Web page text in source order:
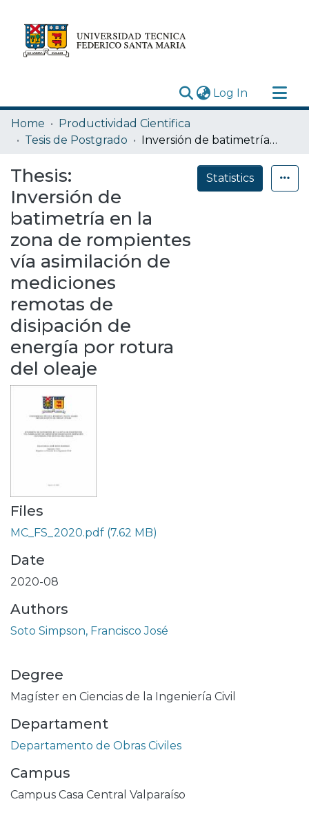
Log In (current)
Research Outputs
Statistics
Depósito
Home
Productividad Cientifica
Tesis de Postgrado
Inversión de batimetría en la zona de rompientes vía asimilación de mediciones remotas de disipación de energía por rotura del oleaje
Thesis:
Inversión de
batimetría en la
zona de rompientes
vía asimilación de
mediciones
remotas de
disipación de
energía por rotura
del oleaje
Statistics
Files
MC_FS_2020.pdf (7.62 MB)
Date
2020-08
Authors
Soto Simpson, Francisco José
Degree
Magíster en Ciencias de la Ingeniería Civil
Departament
Departamento de Obras Civiles
Campus
Campus Casa Central Valparaíso